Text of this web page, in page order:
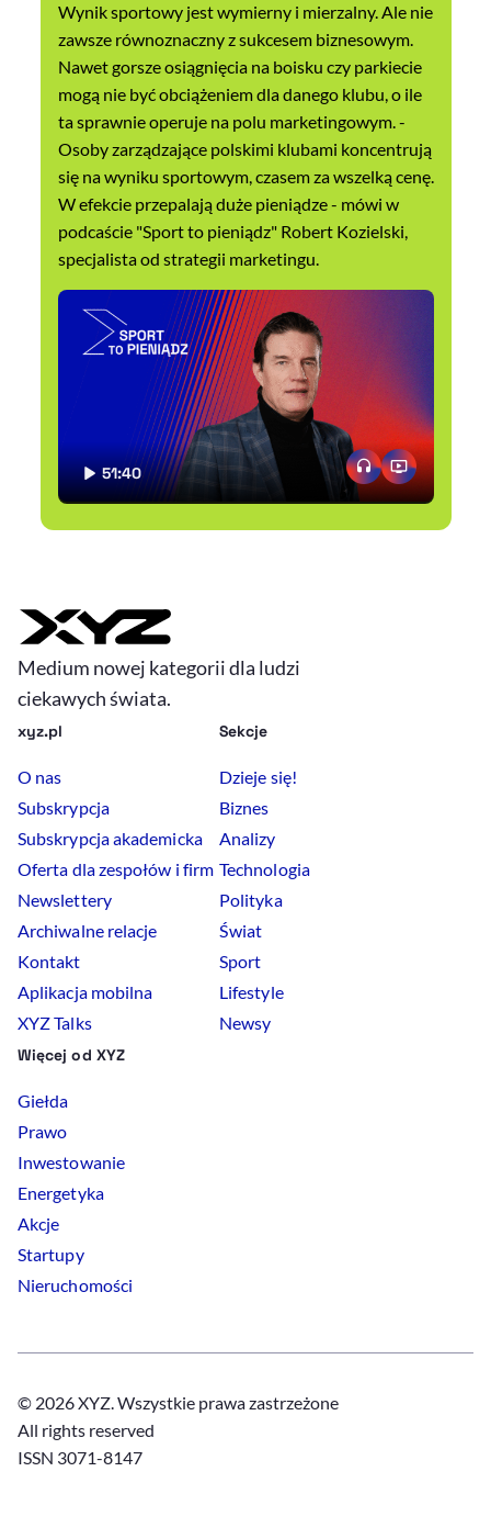
Wynik sportowy jest wymierny i mierzalny. Ale nie
zawsze równoznaczny z sukcesem biznesowym.
Nawet gorsze osiągnięcia na boisku czy parkiecie
mogą nie być obciążeniem dla danego klubu, o ile
ta sprawnie operuje na polu marketingowym. -
Osoby zarządzające polskimi klubami koncentrują
się na wyniku sportowym, czasem za wszelką cenę.
W efekcie przepalają duże pieniądze - mówi w
podcaście "Sport to pieniądz" Robert Kozielski,
specjalista od strategii marketingu.
CZAS TRWANIA
51:40
Medium nowej kategorii dla ludzi
ciekawych świata.
xyz.pl
O nas
Subskrypcja
Subskrypcja akademicka
Oferta dla zespołów i firm
Newslettery
Archiwalne relacje
Kontakt
Aplikacja mobilna
XYZ Talks
Sekcje
Dzieje się!
Biznes
Analizy
Technologia
Polityka
Świat
Sport
Lifestyle
Newsy
Więcej od XYZ
Giełda
Prawo
Inwestowanie
Energetyka
Akcje
Startupy
Nieruchomości
© 2026 XYZ. Wszystkie prawa zastrzeżone
All rights reserved
ISSN 3071-8147